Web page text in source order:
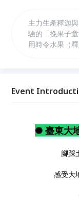
主力生產釋迦
驗的「挽果子
用時令水果（
Event
✺ 臺東大
腳踩
感受大